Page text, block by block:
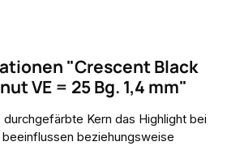
"Crescent Black
VE = 25 Bg. 1,4 mm"
Kern das Highlight bei
beziehungsweise